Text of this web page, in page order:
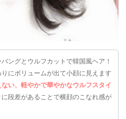
ングとウルフカットで韓国風ヘア！
にボリュームが出て小顔に見えます
い、軽やかで華やかなウルフスタイ
に段差があることで横顔のこなれ感が